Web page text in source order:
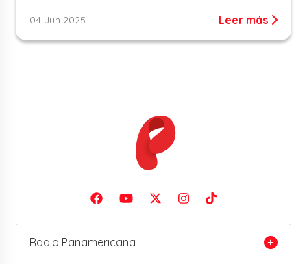
04 Jun 2025 Leer más
Radio Panamericana